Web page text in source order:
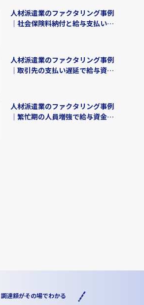
人材派遣業のファクタリング事例
｜社会保険料納付と給与支払いで
人材派遣業のファクタリング事例
｜取引先の支払い遅延で給与資金
人材派遣業のファクタリング事例
｜繁忙期の人員増強で給与資金
調達額がその場でわかる